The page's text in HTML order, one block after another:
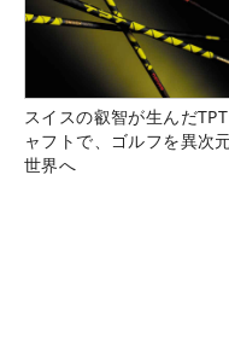
スイスの叡智が生んだ
ャフトで、ゴルフを異次
世界へ